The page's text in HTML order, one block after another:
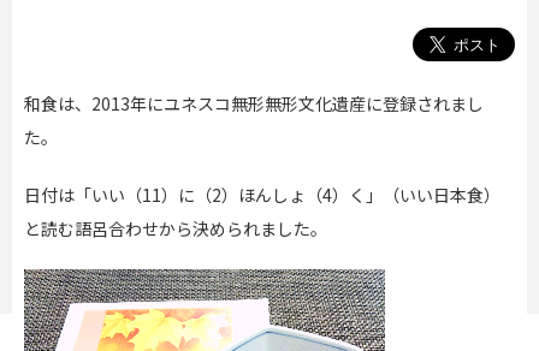
和食は、2013年にユネスコ無形無形文化遺産に登録されまし
た。
日付は「いい（11）に（2）ほんしょ（4）く」（いい日本食）
と読む語呂合わせから決められました。